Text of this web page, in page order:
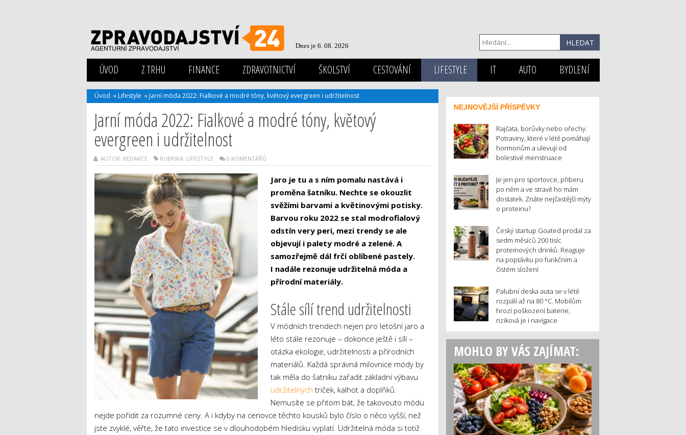
Dnes je 6. 08. 2026
ÚVOD Z TRHU FINANCE ZDRAVOTNICTVÍ ŠKOLSTVÍ CESTOVÁNÍ LIFESTYLE IT AUTO BYDLENÍ
Úvod » Lifestyle » Jarní móda 2022: Fialkové a modré tóny, květový evergreen i udržitelnost
Jarní móda 2022: Fialkové a modré tóny, květový
evergreen i udržitelnost
AUTOR: REDAKCE RUBRIKA: LIFESTYLE 0 KOMENTÁŘŮ
Jaro je tu a s ním pomalu nastává i
proměna šatníku. Nechte se okouzlit
svěžími barvami a květinovými potisky.
Barvou roku 2022 se stal modrofialový
odstín very peri, mezi trendy se ale
objevují i palety modré a zelené. A
samozřejmě dál frčí oblíbené pastely.
I nadále rezonuje udržitelná móda a
přírodní materiály.
Stále sílí trend udržitelnosti
V módních trendech nejen pro letošní jaro a
léto stále rezonuje – dokonce ještě i sílí –
otázka ekologie, udržitelnosti a přírodních
materiálů. Každá správná milovnice módy by
tak měla do šatníku zařadit základní výbavu
udržitelných triček, kalhot a doplňků.
Nemusíte se přitom bát, že takovouto módu
nejde pořídit za rozumné ceny. A i kdyby na cenovce těchto kousků bylo číslo o něco vyšší, než
jste zvyklé, věřte, že tato investice se v dlouhodobém hledisku vyplatí. Udržitelná móda si totiž
NEJNOVĚJŠÍ PŘÍSPĚVKY
Rajčata, borůvky nebo ořechy.
Potraviny, které v létě pomáhají
hormonům a ulevují od
bolestivé menstruace
Je jen pro sportovce, přiberu
po něm a ve stravě ho mám
dostatek. Znáte nejčastější mýty
o proteinu?
Český startup Goated prodal za
sedm měsíců 200 tisíc
proteinových drinků. Reaguje
na poptávku po funkčním a
čistém složení
Palubní deska auta se v létě
rozpálí až na 80 °C. Mobilům
hrozí poškození baterie,
riziková je i navigace
MOHLO BY VÁS ZAJÍMAT: